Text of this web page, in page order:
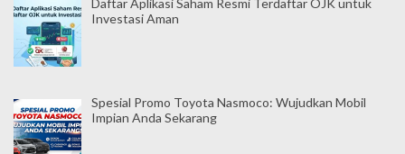
Investasi Aman
Spesial Promo Toyota Nasmoco: Wujudkan Mobil
Impian Anda Sekarang